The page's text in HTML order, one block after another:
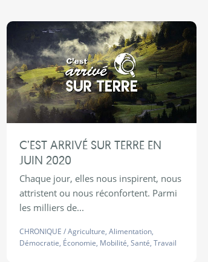
C’EST ARRIVÉ SUR TERRE EN
JUIN 2020
Chaque jour, elles nous inspirent, nous
attristent ou nous réconfortent. Parmi
les milliers de...
CHRONIQUE /Agriculture, Alimentation,
Démocratie, Économie, Mobilité, Santé, Travail